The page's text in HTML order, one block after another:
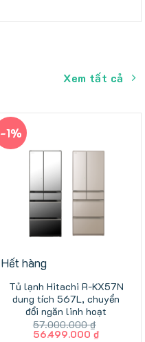
22.000.000 ₫.là:
Xem tất cả
-1%
Hết hàng
Tủ lạnh Hitachi R-KX57N
dung tích 567L, chuyển
đổi ngăn linh hoạt
57.000.000₫
Giá
56.499.000 ₫Giá